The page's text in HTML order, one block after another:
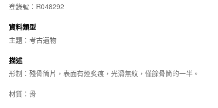
登錄號：R048292
資料類型
主題：考古遺物
描述
形制：殘骨筒片，表面有煙炙痕，光滑無紋，僅餘骨筒的一半。
材質：骨